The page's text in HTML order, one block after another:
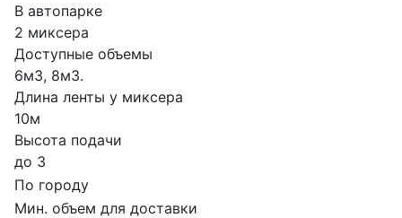
В автопарке
2 миксера
Доступные объемы
6м3, 8м3.
Длина ленты у миксера
10м
Высота подачи
до 3
По городу
Мин. объем для доставки